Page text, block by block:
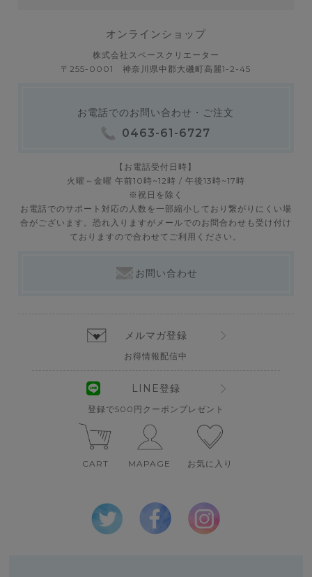
オンラインショップ
株式会社スペースクリエーター
〒255-0001 神奈川県中郡大磯町高麗1-2-45
お電話でのお問い合わせ・ご注文
0463-61-6727
【お電話受付日時】
火曜～金曜 午前10時~12時 / 午後13時~17時
※祝日を除く
お電話でのサポート対応の人数を一部縮小しており繋がりにくい場
合がございます。恐れ入りますがメールでのお問合わせも受け付け
ておりますので合わせてご利用ください。
お問い合わせ
メルマガ登録
お得情報配信中
LINE登録
登録で500円クーポンプレゼント
CART MAPAGE お気に入り